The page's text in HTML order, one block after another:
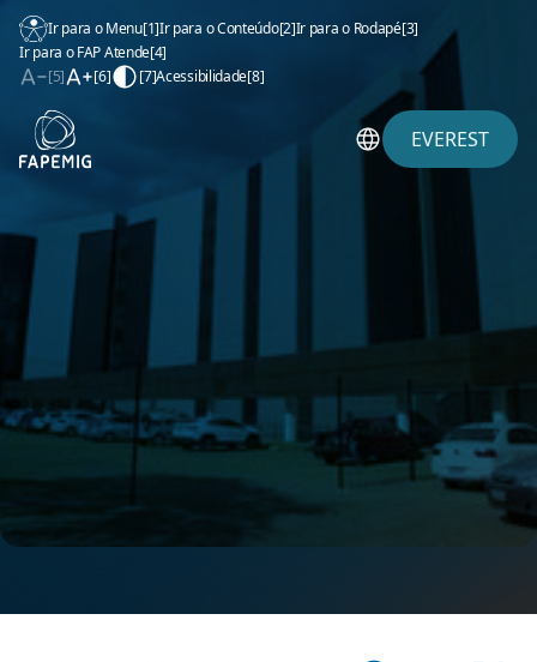
Ir para o Menu[1]Ir para o Conteúdo[2]Ir para o Rodapé[3]
Ir para o FAP Atende[4]
[5]
[6] [7]Acessibilidade[8]
EVEREST